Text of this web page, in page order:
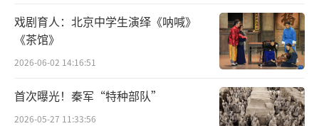
在人类生存的早期，获取或创造维持生命
的物质是人的第一要务。虽然精神和心灵也需
要一定程度的慰藉，但那时的精神需求毕竟不
是主要矛盾。因此，陶器和主要作为生产工具
的石器一样都是为着解决人的生命和生存问题
戏剧育人：北京中学生演绎《呐喊》
《茶馆》
2026-06-02 14:16:51
首次曝光！秦军“特种部队”
2026-05-27 11:33:56